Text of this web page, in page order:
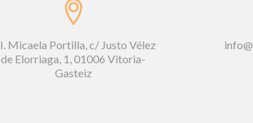
Micaela Portilla, c/ Justo Vélez
de Elorriaga, 1, 01006 Vitoria-
Gasteiz